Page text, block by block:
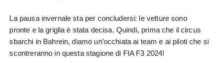
La pausa invernale sta per concludersi: le vetture sono
pronte e la griglia è stata decisa. Quindi, prima che il circus
sbarchi in Bahrein, diamo un’occhiata ai team e ai piloti che si
scontreranno in questa stagione di FIA F3 2024!